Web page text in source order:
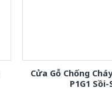
Cửa Gỗ Chống
P1G1 Sồi-